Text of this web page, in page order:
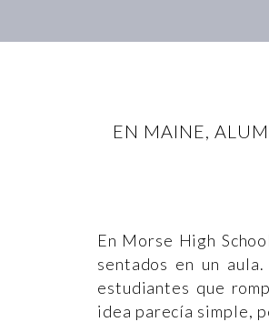
EN MAINE,
En Morse High
sentados en un
estudiantes que
idea parecía simple,